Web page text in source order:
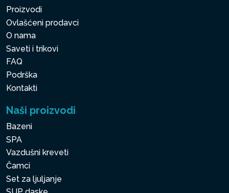
Proizvodi
Ovlašćeni prodavci
O nama
Saveti i trikovi
FAQ
Podrška
Kontakti
Naši proizvodi
Bazeni
SPA
Vazdušni kreveti
Čamci
Set za ljuljanje